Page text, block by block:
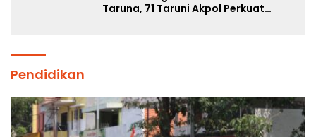
Taruna, 71 Taruni Akpol Perkuat
Pendidikan